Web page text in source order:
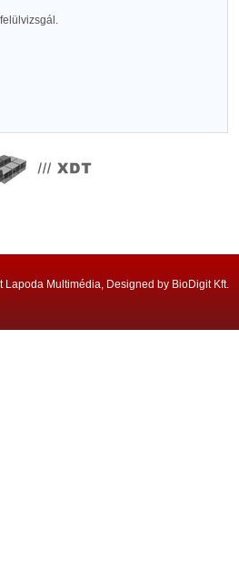
Multimédia, Designed by BioDigit Kft.